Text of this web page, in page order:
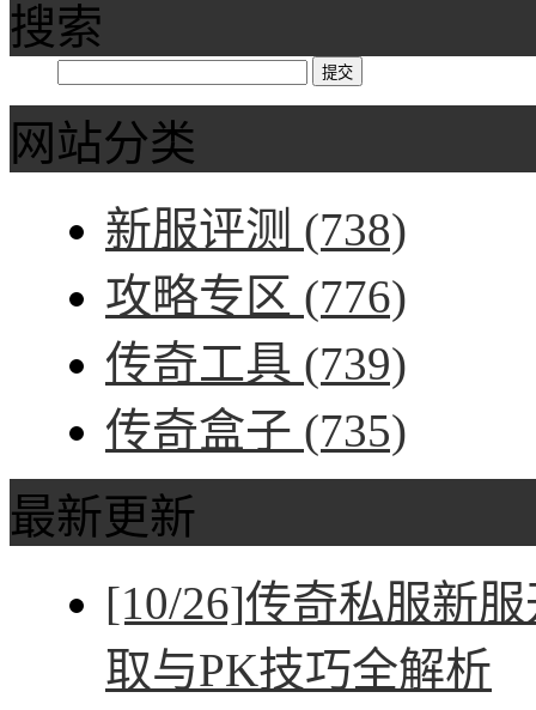
搜索
网站分类
新服评测 (738)
攻略专区 (776)
传奇工具 (739)
传奇盒子 (735)
最新更新
[10/26]传奇私服新
取与PK技巧全解析